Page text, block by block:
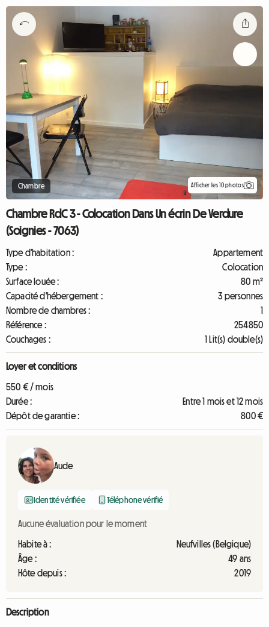
Chambre Afficher les 10 photos
Chambre RdC 3 - Colocation Dans Un écrin De Verdure
(Soignies - 7063)
Type d'habitation :
Appartement
Type :
Colocation
Surface louée :
80 m²
Capacité d'hébergement :
3 personnes
Nombre de chambres :
1
Référence :
254850
Couchages :
1 Lit(s) double(s)
Loyer et conditions
550 € / mois
Durée :
Entre 1 mois et 12 mois
Dépôt de garantie :
800 €
Aude
Identité vérifiée Téléphone vérifié
Aucune évaluation pour le moment
Habite à :
Neufvilles (Belgique)
Âge :
49 ans
Hôte depuis :
2019
Description